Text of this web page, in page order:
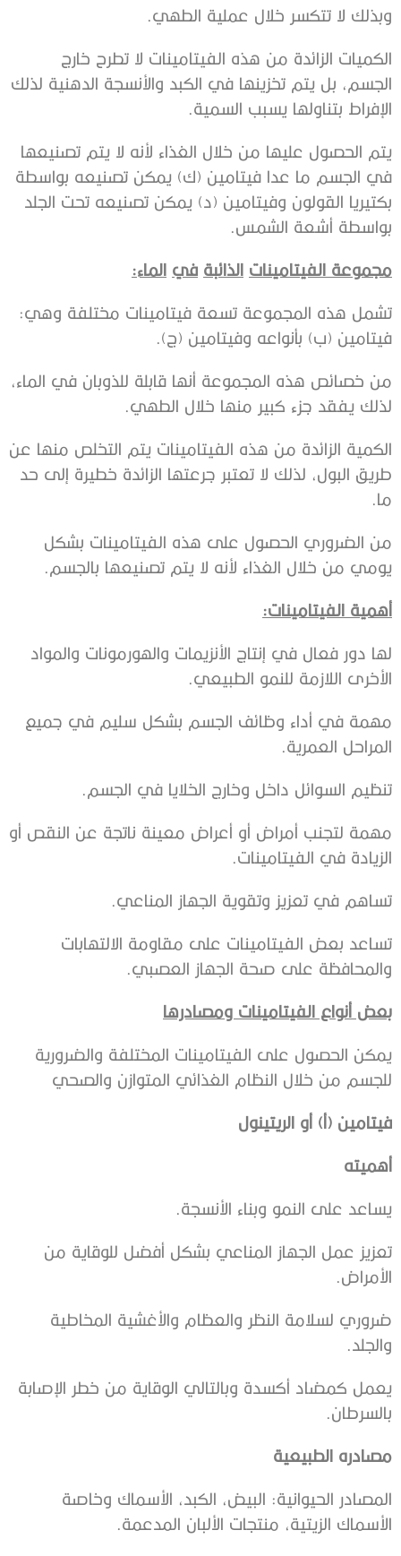
وبذلك لا تتكسر خلال عملية الطهي.
الكميات الزائدة من هذه الفيتامينات لا تطرح خارج
الجسم، بل يتم تخزينها في الكبد والأنسجة الدهنية لذلك
الإفراط بتناولها يسبب السمية.
يتم الحصول عليها من خلال الغذاء لأنه لا يتم تصنيعها
في الجسم ما عدا فيتامين (ك) يمكن تصنيعه بواسطة
بكتيريا القولون وفيتامين (د) يمكن تصنيعه تحت الجلد
بواسطة أشعة الشمس.
مجموعة الفيتامينات الذائبة في الماء:
تشمل هذه المجموعة تسعة فيتامينات مختلفة وهي:
فيتامين (ب) بأنواعه وفيتامين (ج).
من خصائص هذه المجموعة أنها قابلة للذوبان في الماء،
لذلك يفقد جزء كبير منها خلال الطهي.
الكمية الزائدة من هذه الفيتامينات يتم التخلص منها عن
طريق البول، لذلك لا تعتبر جرعتها الزائدة خطيرة إلى حد
ما.
من الضروري الحصول على هذه الفيتامينات بشكل
يومي من خلال الغذاء لأنه لا يتم تصنيعها بالجسم.
أهمية الفيتامينات:
لها دور فعال في إنتاج الأنزيمات والهورمونات والمواد
الأخرى اللازمة للنمو الطبيعي.
مهمة في أداء وظائف الجسم بشكل سليم في جميع
المراحل العمرية.
تنظيم السوائل داخل وخارج الخلايا في الجسم.
مهمة لتجنب أمراض أو أعراض معينة ناتجة عن النقص أو
الزيادة في الفيتامينات.
تساهم في تعزيز وتقوية الجهاز المناعي.
تساعد بعض الفيتامينات على مقاومة الالتهابات
والمحافظة على صحة الجهاز العصبي.
بعض أنواع الفيتامينات ومصادرها
يمكن الحصول على الفيتامينات المختلفة والضرورية
للجسم من خلال النظام الغذائي المتوازن والصحي
فيتامين (أ) أو الريتينول
أهميته
يساعد على النمو وبناء الأنسجة.
تعزيز عمل الجهاز المناعي بشكل أفضل للوقاية من
الأمراض.
ضروري لسلامة النظر والعظام والأغشية المخاطية
والجلد.
يعمل كمضاد أكسدة وبالتالي الوقاية من خطر الإصابة
بالسرطان.
مصادره الطبيعية
المصادر الحيوانية: البيض، الكبد، الأسماك وخاصة
الأسماك الزيتية، منتجات الألبان المدعمة.